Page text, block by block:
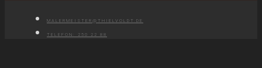
MALERMEISTER@THIELVOLDT.DE
TELEFON: 250 22 88